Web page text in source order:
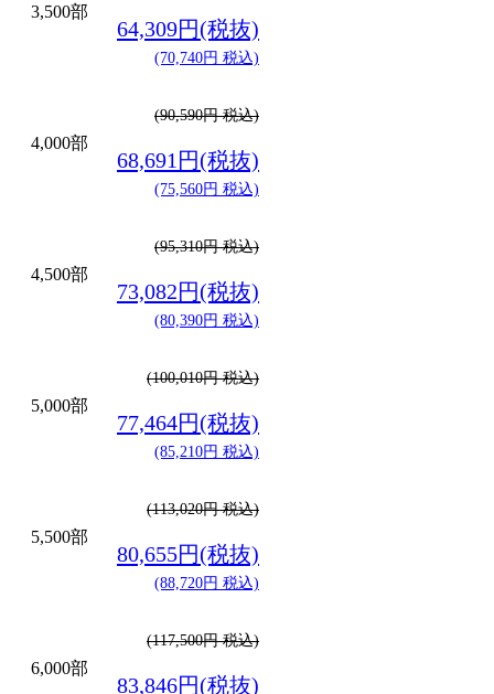
3,500部
64,309円(税抜)
(70,740円 税込)
4,000部
(90,590円 税込)
68,691円(税抜)
(75,560円 税込)
4,500部
(95,310円 税込)
73,082円(税抜)
(80,390円 税込)
5,000部
(100,010円 税込)
77,464円(税抜)
(85,210円 税込)
5,500部
(113,020円 税込)
80,655円(税抜)
(88,720円 税込)
6,000部
(117,500円 税込)
83,846円(税抜)